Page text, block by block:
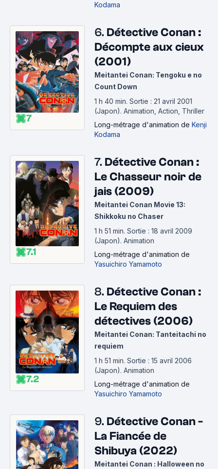
Kodama
7
6. Détective Conan :
Décompte aux cieux
(2001)
Meitantei Conan: Tengoku e no
Count Down
1 h 40 min. Sortie : 21 avril 2001
(Japon). Animation, Action, Thriller
Long-métrage d'animation de Kenji
Kodama
7.1
7. Détective Conan :
Le Chasseur noir de
jais (2009)
Meitantei Conan Movie 13:
Shikkoku no Chaser
1 h 51 min. Sortie : 18 avril 2009
(Japon). Animation
Long-métrage d'animation de
Yasuichiro Yamamoto
7.2
8. Détective Conan :
Le Requiem des
détectives (2006)
Meitantei Conan: Tanteitachi no
requiem
1 h 51 min. Sortie : 15 avril 2006
(Japon). Animation
Long-métrage d'animation de
Yasuichiro Yamamoto
9. Détective Conan -
La Fiancée de
Shibuya (2022)
Meitantei Conan : Halloween no